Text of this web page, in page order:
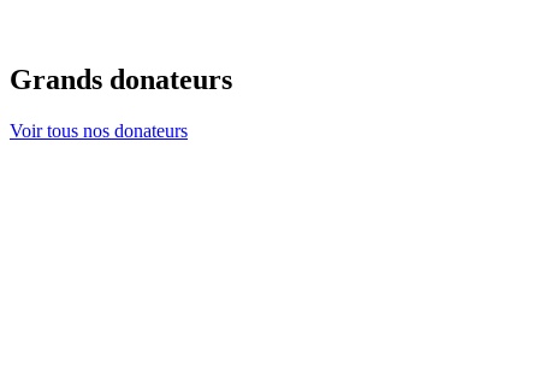
Grands donateurs
Voir tous nos donateurs